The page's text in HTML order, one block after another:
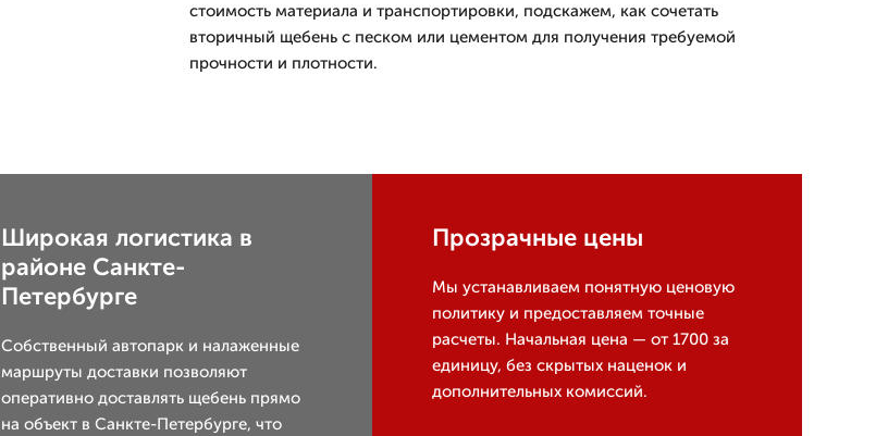
стоимость материала и транспортировки, подскажем, как сочетать
вторичный щебень с песком или цементом для получения требуемой
прочности и плотности.
Широкая логистика в
районе Санкте-
Петербурге
Собственный автопарк и налаженные
маршруты доставки позволяют
оперативно доставлять щебень прямо
на объект в Санкте-Петербурге, что
Прозрачные цены
Мы устанавливаем понятную ценовую
политику и предоставляем точные
расчеты. Начальная цена — от 1700 за
единицу, без скрытых наценок и
дополнительных комиссий.